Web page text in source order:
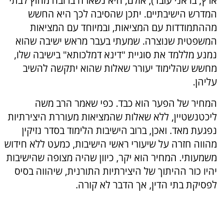
המדרש הישיבתיים. יתכן שהסיבה לכך היא החשש
מההתמודדות עם המציאות, ובמיוחד עם המציאות
המשפטית שנוצרה. שמעתי בעבר מראש ישיבה שהוא
נמנע מללמד את סוגיית "דינא דמלכותא" בישיבה שלו,
מחשש שהלימוד יעורר שאלות שהוא יתקשה להשיב
עליהן.
המחיר של הפער הוא כבד. כפי שאמר הרב משה
ליכטנשטיין, ללא שאלות שהמציאות מעוררת היצירתיות
נפגעת מאד. ואכן, ברוב הישיבות הלימוד בסדר נזיקין
מהווה חזרה על שיעורי ראשי הישיבות, כמעט ללא חידוש
משמעותי. המחיר הוא יקר, כיוון שהיה מצופה שהישיבות
יהיו כור ההיתוך של היצירתיות התורנית, שיהווה בסיס
לפסיקת בתי הדין, אך הדבר לא קורה.